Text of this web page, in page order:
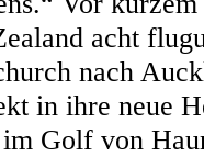
acht
nach
in ihre neue
Golf von